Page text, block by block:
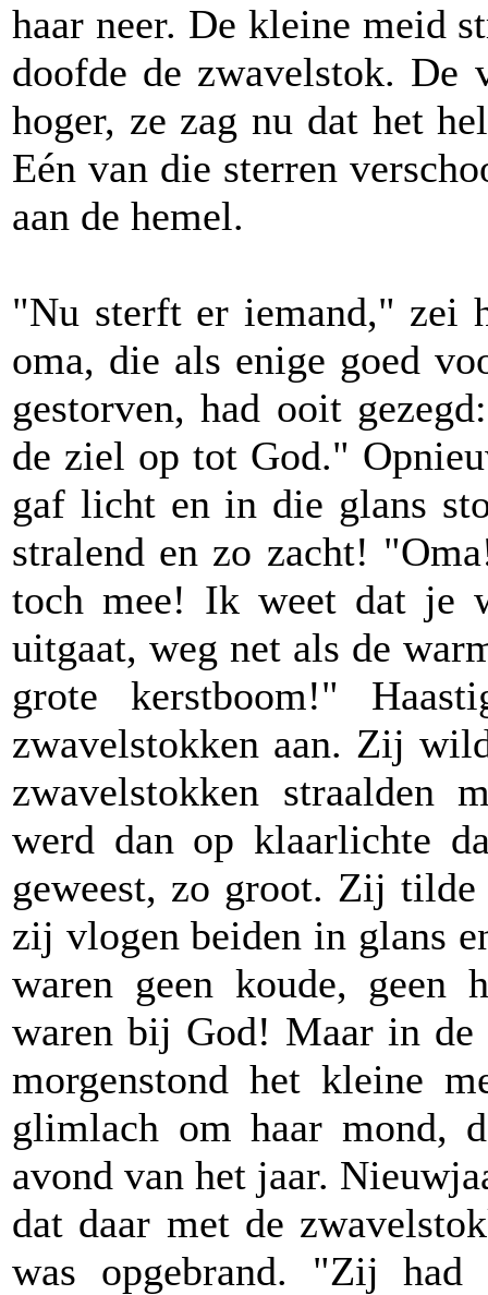
haar neer. De kleine meid
doofde de zwavelstok. De
hoger, ze zag nu dat het
Eén van die sterren
aan de hemel.
"Nu sterft er iemand," zei
oma, die als enige goed
gestorven, had ooit
de ziel op tot God."
gaf licht en in die glans
stralend en zo zacht!
toch mee! Ik weet dat je
uitgaat, weg net als de
grote kerstboom!"
zwavelstokken aan. Zij
zwavelstokken straalden
werd dan op klaarlichte
geweest, zo groot. Zij
zij vlogen beiden in glans
waren geen koude, geen
waren bij God! Maar in
morgenstond het kleine
glimlach om haar mond,
avond van het jaar.
dat daar met de
was opgebrand. "Zij